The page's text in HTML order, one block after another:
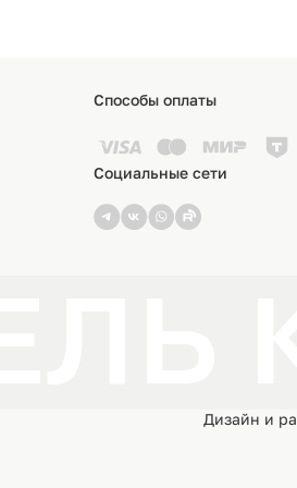
Способы оплаты
Социальные сети
Дизайн и